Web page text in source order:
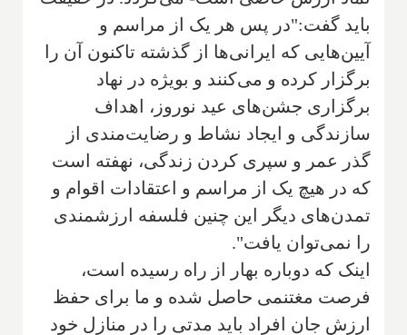
باید گفت:"در پس هر یک از مراسم و
آیین‌هایی که ایرانی‌ها از گذشته تاکنون آن را
برگزار کرده و می‌کنند و بویژه در نهاد
برگزاری جشن‌های عید نوروز، اهداف
سازندگی و ایجاد نشاط و رضایت‌مندی از
گذر عمر و سپری کردن زندگی، نهفته ‌است
که در هیچ یک از مراسم و اعتقادات اقوام و
تمدن‌های دیگر این چنین فلسفه ارزشمندی
را نمی‌توان یافت".
اینک که دوباره بهار از راه رسیده است،
فرصت مغتنمی حاصل شده و ما برای حفظ
ارزش جان افراد باید مدتی را در منازل خود